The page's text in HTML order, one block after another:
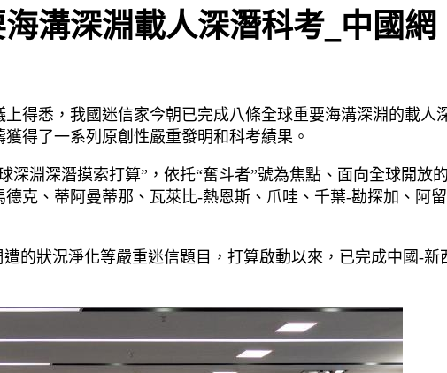
溝深淵載人深潛科考_中國網
得悉，我國迷信家今朝已完成八條全球重要海溝深淵的載人
得了一系列原創性嚴重發明和科考績果。
淵深潛摸索打算”，依托“奮斗者”號為焦點、面向全球開放
克、蒂阿曼蒂那、瓦萊比-熱恩斯、爪哇、千葉-勘探加、阿
的狀況淨化等嚴重迷信題目，打算啟動以來，已完成中國-新